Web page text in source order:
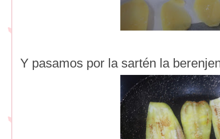
Y pasamos por la sartén la